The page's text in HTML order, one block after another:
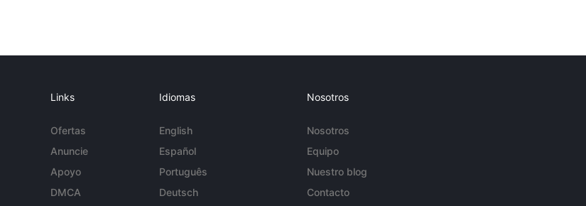
Links
Ofertas
Anuncie
Apoyo
DMCA
Idiomas
English
Español
Português
Deutsch
Nosotros
Nosotros
Equipo
Nuestro blog
Contacto